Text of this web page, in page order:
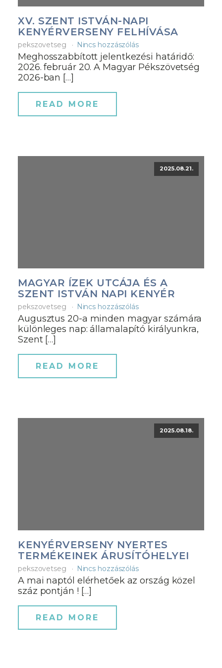
XV. SZENT ISTVÁN-NAPI
KENYÉRVERSENY FELHÍVÁSA
pekszovetseg Nincs hozzászólás
Meghosszabbított jelentkezési határidő:
2026. február 20. A Magyar Pékszövetség
2026-ban […]
READ MORE
2025.08.21.
MAGYAR ÍZEK UTCÁJA ÉS A
SZENT ISTVÁN NAPI KENYÉR
pekszovetseg Nincs hozzászólás
Augusztus 20-a minden magyar számára
különleges nap: államalapító királyunkra,
Szent […]
READ MORE
2025.08.18.
KENYÉRVERSENY NYERTES
TERMÉKEINEK ÁRUSÍTÓHELYEI
pekszovetseg Nincs hozzászólás
A mai naptól elérhetőek az ország közel
száz pontján ! […]
READ MORE